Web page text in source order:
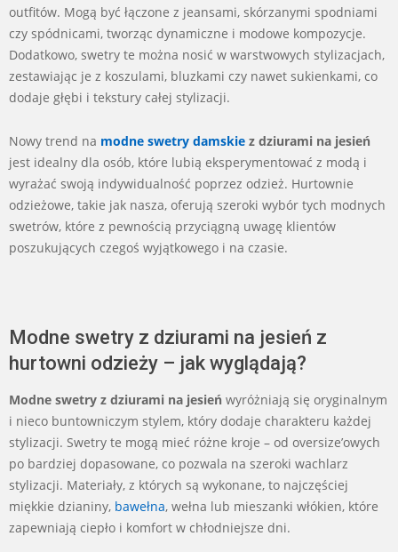
outfitów. Mogą być łączone z jeansami, skórzanymi spodniami
czy spódnicami, tworząc dynamiczne i modowe kompozycje.
Dodatkowo, swetry te można nosić w warstwowych stylizacjach,
zestawiając je z koszulami, bluzkami czy nawet sukienkami, co
dodaje głębi i tekstury całej stylizacji.
Nowy trend na modne swetry damskie z dziurami na jesień
jest idealny dla osób, które lubią eksperymentować z modą i
wyrażać swoją indywidualność poprzez odzież. Hurtownie
odzieżowe, takie jak nasza, oferują szeroki wybór tych modnych
swetrów, które z pewnością przyciągną uwagę klientów
poszukujących czegoś wyjątkowego i na czasie.
Modne swetry z dziurami na jesień z
hurtowni odzieży – jak wyglądają?
Modne swetry z dziurami na jesień wyróżniają się oryginalnym
i nieco buntowniczym stylem, który dodaje charakteru każdej
stylizacji. Swetry te mogą mieć różne kroje – od oversize’owych
po bardziej dopasowane, co pozwala na szeroki wachlarz
stylizacji. Materiały, z których są wykonane, to najczęściej
miękkie dzianiny, bawełna, wełna lub mieszanki włókien, które
zapewniają ciepło i komfort w chłodniejsze dni.